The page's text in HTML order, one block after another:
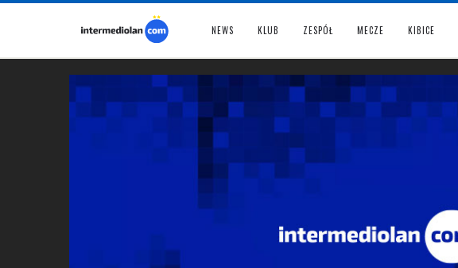
NEWS KLUB ZESPÓŁ MECZE KIBICE